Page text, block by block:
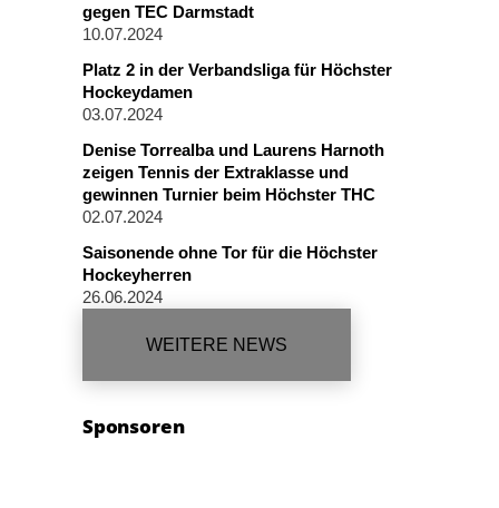
gegen TEC Darmstadt
10.07.2024
Platz 2 in der Verbandsliga für Höchster
Hockeydamen
03.07.2024
Denise Torrealba und Laurens Harnoth
zeigen Tennis der Extraklasse und
gewinnen Turnier beim Höchster THC
02.07.2024
Saisonende ohne Tor für die Höchster
Hockeyherren
26.06.2024
WEITERE NEWS
Sponsoren